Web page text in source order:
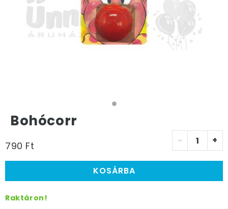
Bohócorr
790 Ft - +
KOSÁRBA
Raktáron!